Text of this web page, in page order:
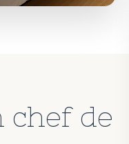
chef de